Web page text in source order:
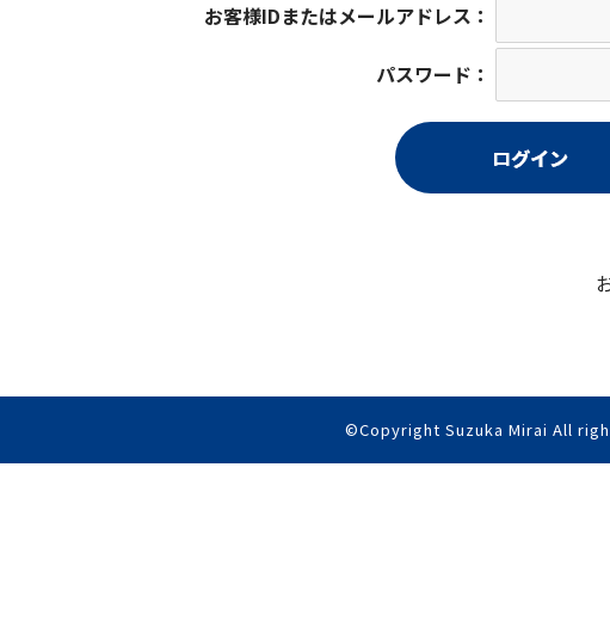
お客様IDまたはメールアドレス：
パスワード：
©Copyright Suzuka Mirai All